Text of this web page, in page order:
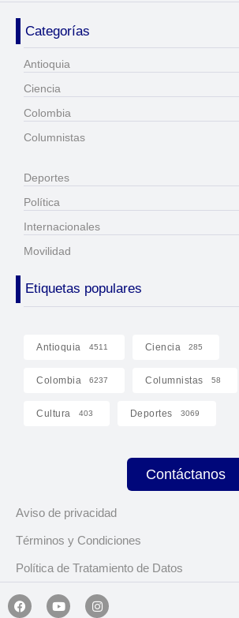
Categorías
Antioquia
Ciencia
Colombia
Columnistas
Deportes
Política
Internacionales
Movilidad
Etiquetas populares
Antioquia 4511 Ciencia 285
Colombia 6237 Columnistas 58
Cultura 403 Deportes 3069
Contáctanos
Aviso de privacidad
Términos y Condiciones
Política de Tratamiento de Datos